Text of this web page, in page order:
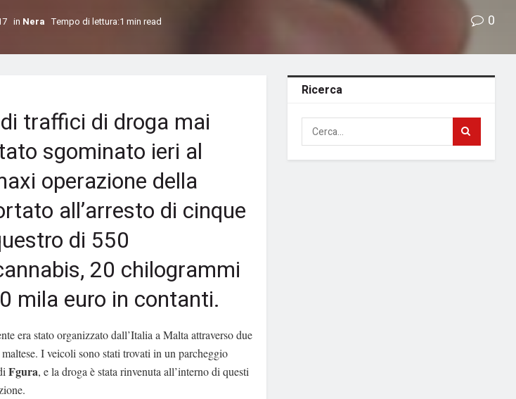
in Nera Tempo di lettura:1 min read 0
traffici di droga mai
sgominato ieri al
operazione della
all’arresto di cinque
di 550
20 chilogrammi
mila euro in contanti.
era stato organizzato dall’Italia a Malta attraverso due
I veicoli sono stati trovati in un parcheggio
Fgura, e la droga è stata rinvenuta all’interno di questi
Ricerca